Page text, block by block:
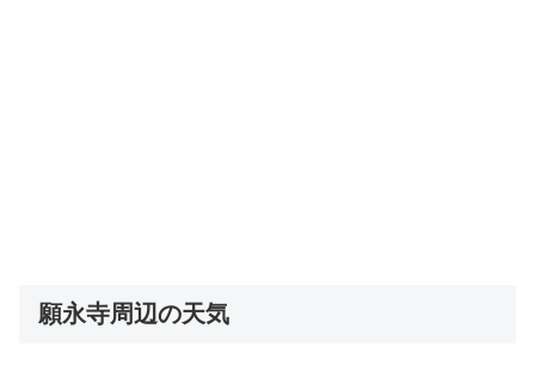
願永寺周辺の天気